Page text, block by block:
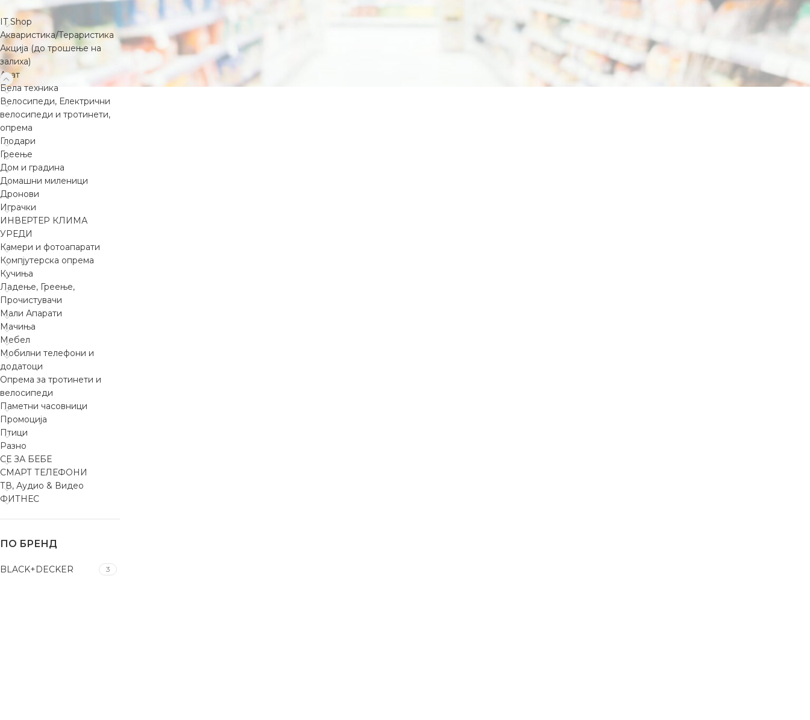
IT Shop
Акваристика/Тераристика
Акција (до трошење на
залиха)
Алат
Бела техника
Велосипеди, Електрични
велосипеди и тротинети,
опрема
Глодари
Греење
Дом и градина
Домашни миленици
Дронови
Играчки
ИНВЕРТЕР КЛИМА
УРЕДИ
Камери и фотоапарати
Компјутерска опрема
Кучиња
Ладење, Греење,
Прочистувачи
Мали Апарати
Мачиња
Мебел
Мобилни телефони и
додатоци
Опрема за тротинети и
велосипеди
Паметни часовници
Промоција
Птици
Разно
СЕ ЗА БЕБЕ
СМАРТ ТЕЛЕФОНИ
ТВ, Аудио & Видео
ФИТНЕС
ПО БРЕНД
BLACK+DECKER 3